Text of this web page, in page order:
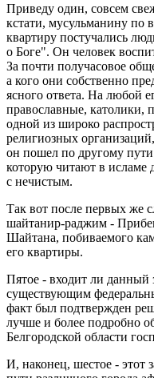
Приведу один, совсем
кстати, мусульманину по
квартиру постучались
о Боге". Он человек
За почти получасовое
а кого они собственно
ясного ответа. На любой
православные, католики,
одной из широко
религиозных
он пошел по другому
которую читают в исламе
с нечистым.
Так вот после первых же
шайтанир-раджим -
Шайтана, побиваемого
его квартиры.
Пятое - входит ли данный
существующим
факт был подтвержден
лучше и более подробно
Белгородской области
И, наконец, шестое - этот